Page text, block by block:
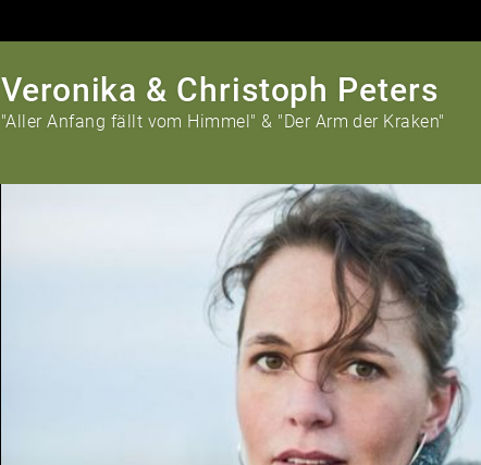
Veronika & Christoph Peters
"Aller Anfang fällt vom Himmel" & "Der Arm der Kraken"